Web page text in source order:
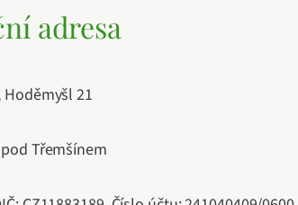
adresa
Hoděmyšl 21
Třemšínem